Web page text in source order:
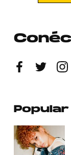
Popular